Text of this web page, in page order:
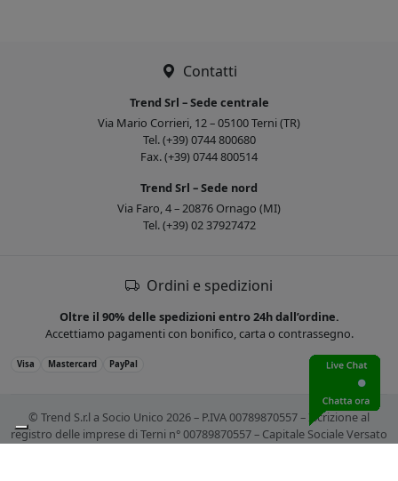
Contatti
Trend Srl – Sede centrale
Via Mario Corrieri, 12 – 05100 Terni (TR)
Tel. (+39) 0744 800680
Fax. (+39) 0744 800514
Trend Srl – Sede nord
Via Faro, 4 – 20876 Ornago (MI)
Tel. (+39) 02 37927472
Ordini e spedizioni
Oltre il 90% delle spedizioni entro 24h dall’ordine.
Accettiamo pagamenti con bonifico, carta o contrassegno.
Visa Mastercard PayPal
© Trend S.r.l a Socio Unico 2026 – P.IVA 00789870557 – Iscrizione al
registro delle imprese di Terni n° 00789870557 – Capitale Sociale Versato